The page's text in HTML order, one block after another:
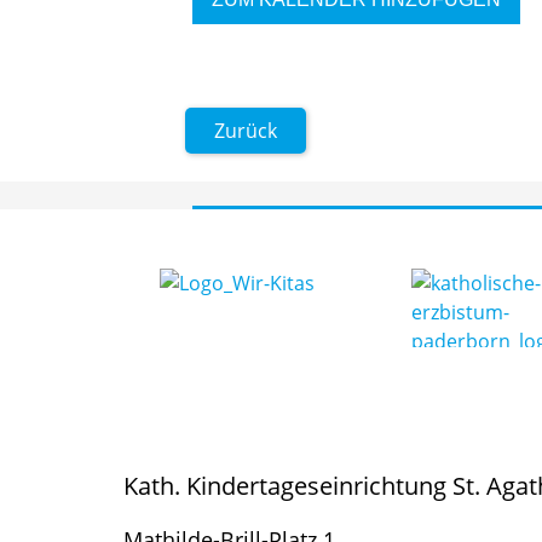
Zurück
Kath. Kindertageseinrichtung St.